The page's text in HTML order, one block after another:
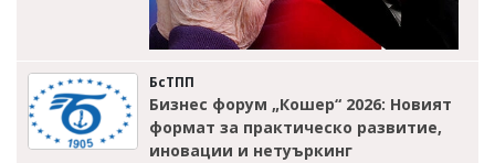
БсТПП
Бизнес форум „Кошер“ 2026: Новият
формат за практическо развитие,
иновации и нетуъркинг